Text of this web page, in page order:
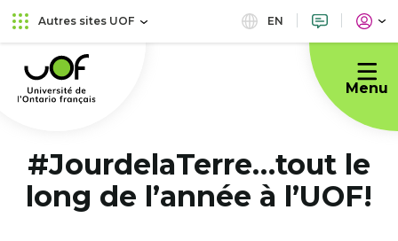
Aller
au
principal
Passer
au
contenu
Autres sites UOF EN
Université
de
l'Ontario
Menu
#JourdelaTerre…tout le
long de l’année à l’UOF!